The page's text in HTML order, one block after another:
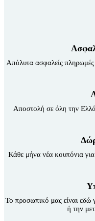
Ανωστρώματα
Βάζα δαπέδου
Διακοσμητικά
Αξεσουάρ
Θήκες
Κυάλια
Απόλυτα ασφαλείς
Αποστολή σε όλη την
Κάθε μήνα νέα κουπόνια
Το προσωπικό μας είναι
ή την